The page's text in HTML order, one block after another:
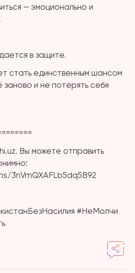
— эмоционально и
в защите.
стать единственным шансом
заново и не потерять себя
Вы можете отправить
3nVmQXAFLb5dq5B92
#НеМолчи